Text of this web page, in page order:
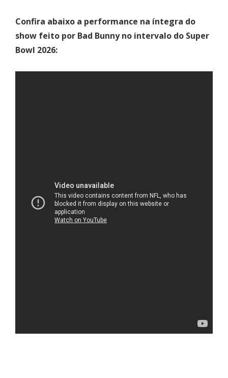
Confira abaixo a performance na íntegra do
show feito por Bad Bunny no intervalo do Super
Bowl 2026: